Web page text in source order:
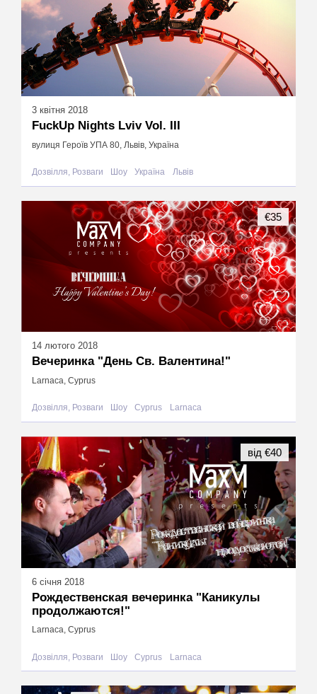
3 квітня 2018
FuckUp Nights Lviv Vol. III
вулиця Героїв УПА 80, Львів, Україна
Дозвілля, Розваги Шоу Україна Львів
14 лютого 2018
Вечеринка "День Св. Валентина!"
Larnaca, Cyprus
Дозвілля, Розваги Шоу Cyprus Larnaca
€35
6 січня 2018
Рождественская вечеринка "Каникулы
продолжаются!"
Larnaca, Cyprus
Дозвілля, Розваги Шоу Cyprus Larnaca
від €40